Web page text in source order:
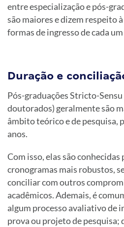
entre especialização e pós-
são maiores e dizem respeito
formas de ingresso de cada
Duração e
Pós-graduações Stricto-
doutorados) geralmente são
âmbito teórico e de pesquisa,
anos.
Com isso, elas são
cronogramas mais robustos,
conciliar com outros
acadêmicos. Ademais, é
algum processo avaliativo de
prova ou projeto de